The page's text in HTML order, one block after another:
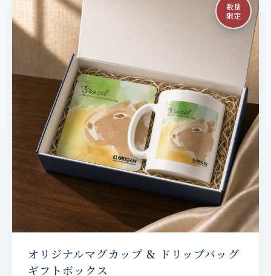
数量
限定
オリジナルマグカップ & ドリップバッグ
ギフトボックス